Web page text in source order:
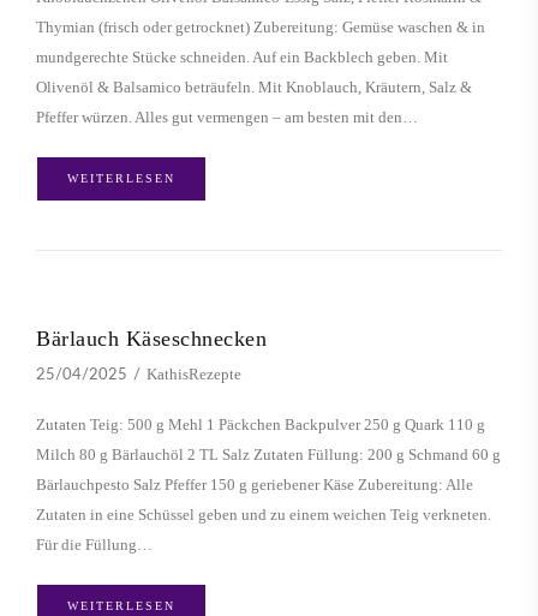
Thymian (frisch oder getrocknet) Zubereitung: Gemüse waschen & in
mundgerechte Stücke schneiden. Auf ein Backblech geben. Mit
Olivenöl & Balsamico beträufeln. Mit Knoblauch, Kräutern, Salz &
Pfeffer würzen. Alles gut vermengen – am besten mit den…
WEITERLESEN
Bärlauch Käseschnecken
25/04/2025 KathisRezepte
Zutaten Teig: 500 g Mehl 1 Päckchen Backpulver 250 g Quark 110 g
Milch 80 g Bärlauchöl 2 TL Salz Zutaten Füllung: 200 g Schmand 60 g
Bärlauchpesto Salz Pfeffer 150 g geriebener Käse Zubereitung: Alle
Zutaten in eine Schüssel geben und zu einem weichen Teig verkneten.
Für die Füllung…
WEITERLESEN